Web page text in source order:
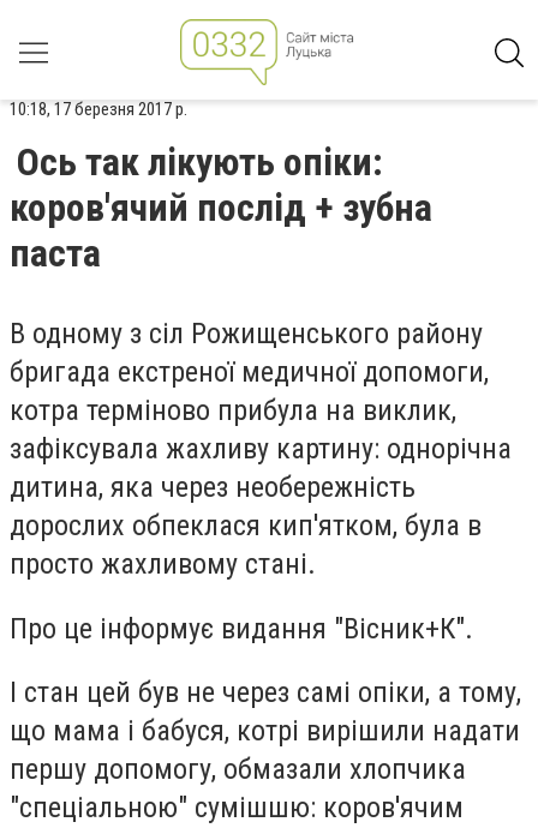
10:18, 17 березня 2017 р.
Ось так лікують опіки:
коров'ячий послід + зубна
паста
В одному з сіл Рожищенського району
бригада екстреної медичної допомоги,
котра терміново прибула на виклик,
зафіксувала жахливу картину: однорічна
дитина, яка через необережність
дорослих обпеклася кип'ятком, була в
просто жахливому стані.
Про це інформує видання "Вісник+К".
І стан цей був не через самі опіки, а тому,
що мама і бабуся, котрі вирішили надати
першу допомогу, обмазали хлопчика
"спеціальною" сумішшю: коров'ячим